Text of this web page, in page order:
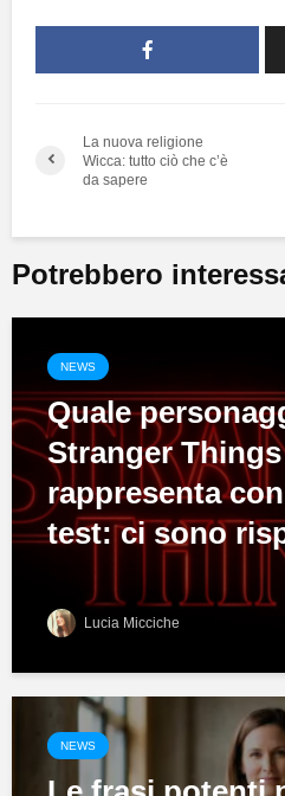
La nuova religione
Wicca: tutto ciò che c’è
da sapere
Potrebbero
NEWS
Quale
Stranger
rappresenta
test: ci sono
Lucia Micciche
NEWS